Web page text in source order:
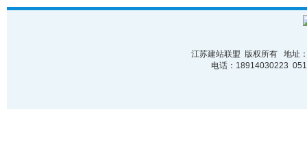
江苏建站联盟 版权所有 地址
电话：18914030223